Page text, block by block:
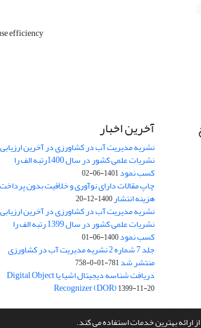
ارائه بهترین خدمات استفاده می کند.
efficiency
آخرین اخبار
نشریه مدیریت آب در کشاورزی در آخرین ارزیابی
نشریات علمی کشور در سال 1400رتبه الف را
کسب نمود1401-06-02
چاپ مقالات دارای نوآوری و خلاقیت بدون پرداخت
هزینه انتشار1400-12-20
نشریه مدیریت آب در کشاورزی در آخرین ارزیابی
نشریات علمی کشور در سال 1399 رتبه الف را
کسب نمود1400-06-01
جلد 7 شماره 2 نشریه مدیریت آب در کشاورزی
منتشر شد781-01-0-758
دریافت شناسه دیجیتال اشیا یا Digital Object
Recognizer (DOR)1399-11-20
علمی.طراحی و پیاده سازی ازسیناوب